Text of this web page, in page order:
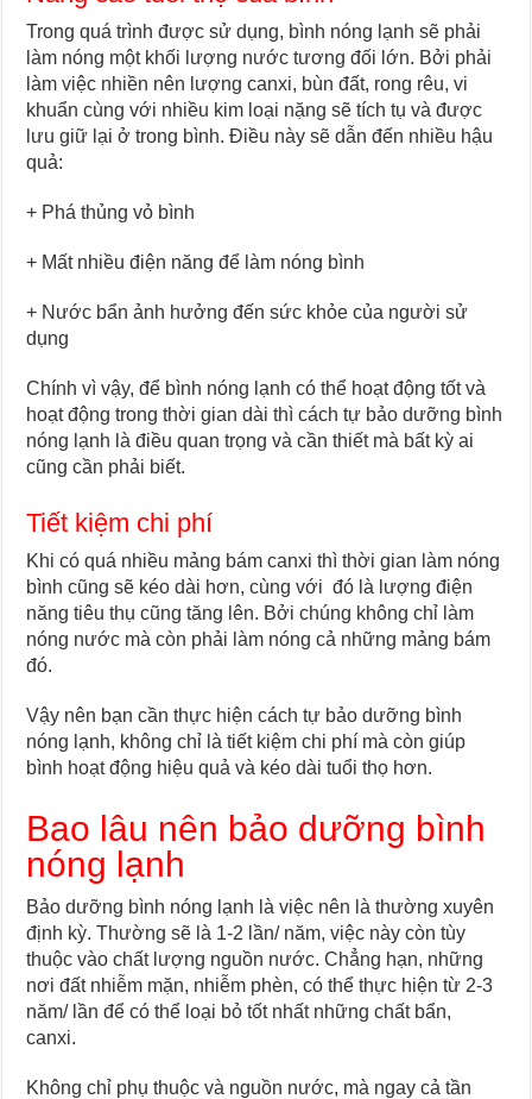
Trong quá trình được sử dụng, bình nóng lạnh sẽ phải
làm nóng một khối lượng nước tương đối lớn. Bởi phải
làm việc nhiền nên lượng canxi, bùn đất, rong rêu, vi
khuẩn cùng với nhiều kim loại nặng sẽ tích tụ và được
lưu giữ lại ở trong bình. Điều này sẽ dẫn đến nhiều hậu
quả:
+ Phá thủng vỏ bình
+ Mất nhiều điện năng để làm nóng bình
+ Nước bẩn ảnh hưởng đến sức khỏe của người sử
dụng
Chính vì vậy, để bình nóng lạnh có thể hoạt động tốt và
hoạt động trong thời gian dài thì cách tự bảo dưỡng bình
nóng lạnh là điều quan trọng và cần thiết mà bất kỳ ai
cũng cần phải biết.
Tiết kiệm chi phí
Khi có quá nhiều mảng bám canxi thì thời gian làm nóng
bình cũng sẽ kéo dài hơn, cùng với đó là lượng điện
năng tiêu thụ cũng tăng lên. Bởi chúng không chỉ làm
nóng nước mà còn phải làm nóng cả những mảng bám
đó.
Vậy nên bạn cần thực hiện cách tự bảo dưỡng bình
nóng lạnh, không chỉ là tiết kiệm chi phí mà còn giúp
bình hoạt động hiệu quả và kéo dài tuổi thọ hơn.
Bao lâu nên bảo dưỡng bình
nóng lạnh
Bảo dưỡng bình nóng lạnh là việc nên là thường xuyên
định kỳ. Thường sẽ là 1-2 lần/ năm, việc này còn tùy
thuộc vào chất lượng nguồn nước. Chẳng hạn, những
nơi đất nhiễm mặn, nhiễm phèn, có thể thực hiện từ 2-3
năm/ lần để có thể loại bỏ tốt nhất những chất bẩn,
canxi.
Không chỉ phụ thuộc và nguồn nước, mà ngay cả tần